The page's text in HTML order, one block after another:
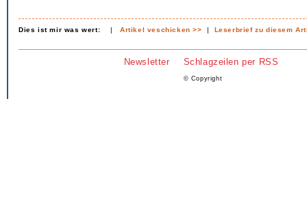
Dies ist mir was wert: |Artikel veschicken >> | Leserbrief zu diesem
Newsletter Schlagzeilen per RSS
© Copyright